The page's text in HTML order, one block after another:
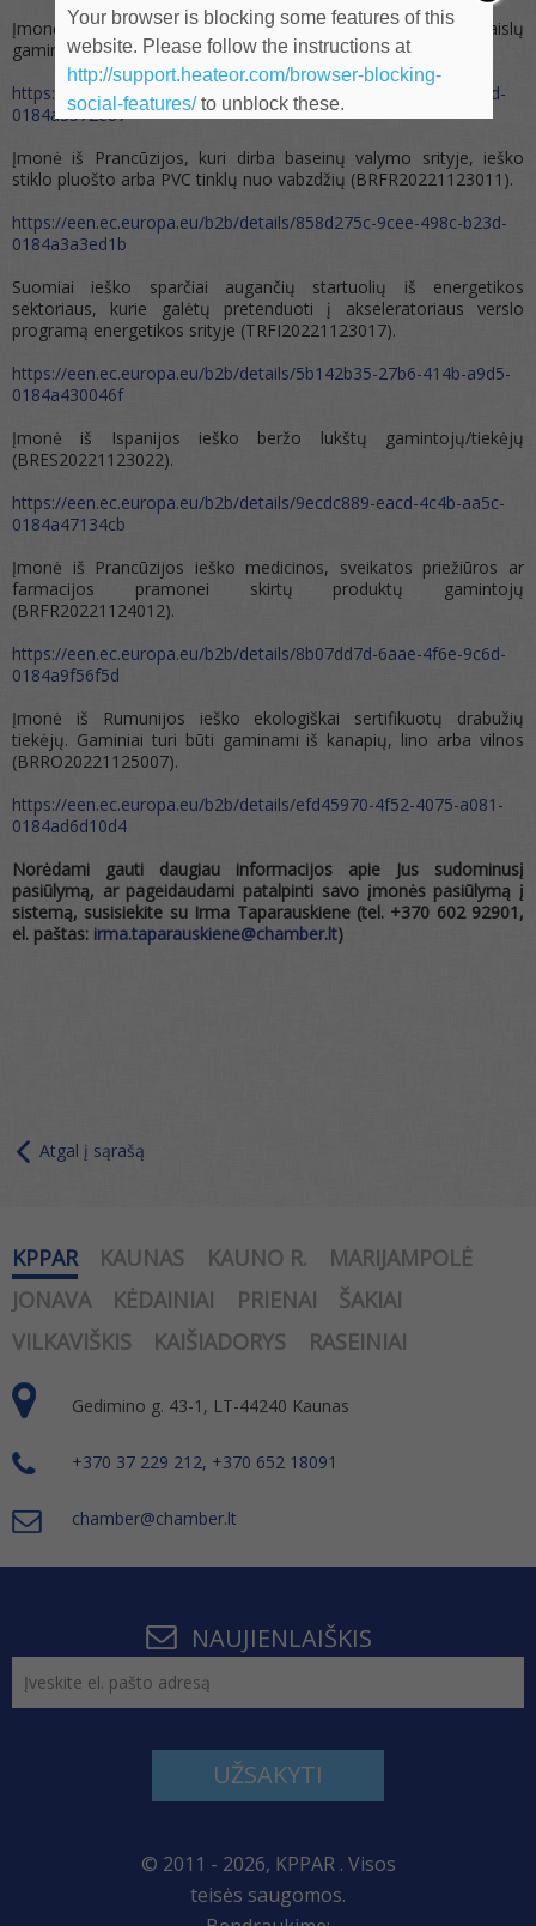
Įmonė iš Danijos ieško mažo dydžio vaikiškų lėlių ir žaislų
gamintojų (BRDK20221123003).
https://een.ec.europa.eu/b2b/details/19716576-2c49-45f7-9d9d-
0184a3572e87
Įmonė iš Prancūzijos, kuri dirba baseinų valymo srityje, ieško
stiklo pluošto arba PVC tinklų nuo vabzdžių (BRFR20221123011).
https://een.ec.europa.eu/b2b/details/858d275c-9cee-498c-b23d-
0184a3a3ed1b
Suomiai ieško sparčiai augančių startuolių iš energetikos
sektoriaus, kurie galėtų pretenduoti į akseleratoriaus verslo
programą energetikos srityje (TRFI20221123017).
https://een.ec.europa.eu/b2b/details/5b142b35-27b6-414b-a9d5-
0184a430046f
Įmonė iš Ispanijos ieško beržo lukštų gamintojų/tiekėjų
(BRES20221123022).
https://een.ec.europa.eu/b2b/details/9ecdc889-eacd-4c4b-aa5c-
0184a47134cb
Įmonė iš Prancūzijos ieško medicinos, sveikatos priežiūros ar
farmacijos pramonei skirtų produktų gamintojų
(BRFR20221124012).
https://een.ec.europa.eu/b2b/details/8b07dd7d-6aae-4f6e-9c6d-
0184a9f56f5d
Įmonė iš Rumunijos ieško ekologiškai sertifikuotų drabužių
tiekėjų. Gaminiai turi būti gaminami iš kanapių, lino arba vilnos
(BRRO20221125007).
https://een.ec.europa.eu/b2b/details/efd45970-4f52-4075-a081-
0184ad6d10d4
Norėdami gauti daugiau informacijos apie Jus sudominusį
pasiūlymą, ar pageidaudami patalpinti savo įmonės pasiūlymą į
sistemą, susisiekite su Irma Taparauskiene (tel. +370 602 92901,
el. paštas: irma.taparauskiene@chamber.lt)
Atgal į sąrašą
KPPAR KAUNAS KAUNO R.
MARIJAMPOLĖ
JONAVA
KĖDAINIAI PRIENAI
ŠAKIAI
VILKAVIŠKIS
KAIŠIADORYS RASEINIAI
Gedimino g. 43-1, LT-44240 Kaunas
+370 37 229 212, +370 652 18091
chamber@chamber.lt
NAUJIENLAIŠKIS
UŽSAKYTI
© 2011 - 2026, KPPAR . Visos
teisės saugomos.
Your browser is blocking some features of this
website. Please follow the instructions at
http://support.heateor.com/browser-blocking-
social-features/to unblock these.